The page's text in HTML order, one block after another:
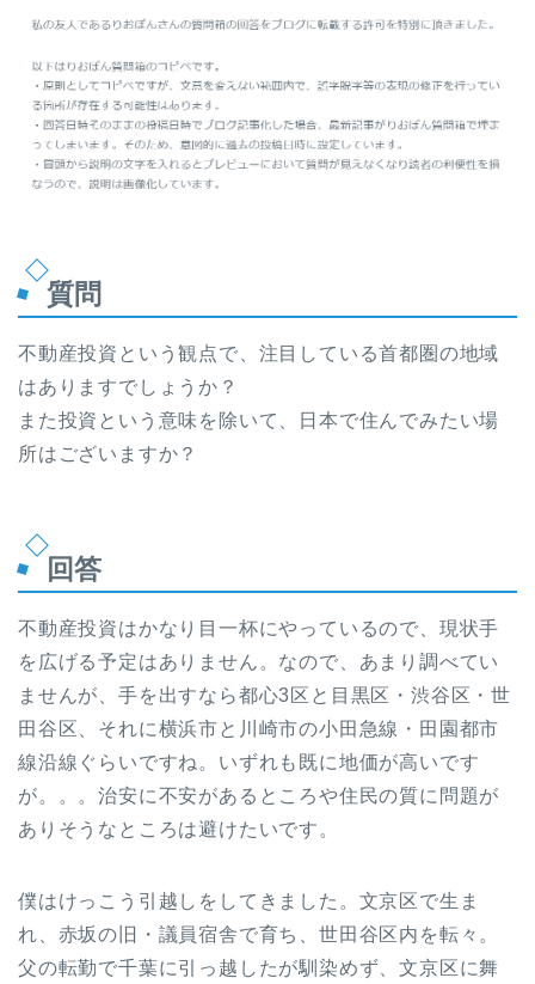
質問
不動産投資という観点で、注目している首都圏の地域
はありますでしょうか？
また投資という意味を除いて、日本で住んでみたい場
所はございますか？
回答
不動産投資はかなり目一杯にやっているので、現状手
を広げる予定はありません。なので、あまり調べてい
ませんが、手を出すなら都心3区と目黒区・渋谷区・世
田谷区、それに横浜市と川崎市の小田急線・田園都市
線沿線ぐらいですね。いずれも既に地価が高いです
が。。。治安に不安があるところや住民の質に問題が
ありそうなところは避けたいです。
僕はけっこう引越しをしてきました。文京区で生ま
れ、赤坂の旧・議員宿舎で育ち、世田谷区内を転々。
父の転勤で千葉に引っ越したが馴染めず、文京区に舞